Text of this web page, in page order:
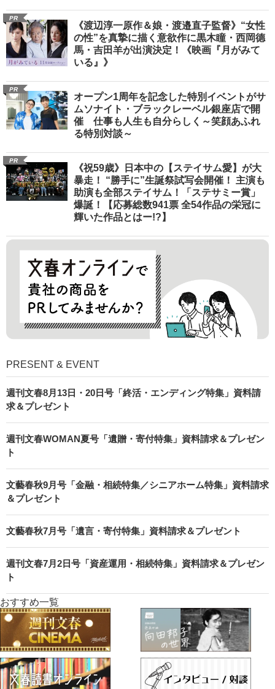
PR
《渡辺淳一原作＆娘・渡邉直子監督》“女性
の性”を真摯に描く意欲作に黒木瞳・西岡德
馬・吉田羊が出演決定！《映画『月がみて
いる』》
PR
オープン1周年を記念した特別イベントがサ
ムソナイト・ブラックレーベル銀座店で開
催 仕事も人生も自分らしく～笑顔あふれ
る特別対談～
PR
《祝59歳》日本中の【ステイサム愛】が大
暴走！ “勝手に”生誕祭試写会開催！ 主演も
助演も全部ステイサム！「ステサミー賞」
爆誕！【応募総数941票 全54作品の栄冠に
輝いた作品とはー!?】
PRESENT & EVENT
週刊文春8月13日・20日号「終活・エンディング特集」資料請
求＆プレゼント
週刊文春WOMAN夏号「遺贈・寄付特集」資料請求＆プレゼン
ト
文藝春秋9月号「金融・相続特集／シニアホーム特集」資料請求
＆プレゼント
文藝春秋7月号「遺言・寄付特集」資料請求＆プレゼント
週刊文春7月2日号「資産運用・相続特集」資料請求＆プレゼン
ト
おすすめ一覧